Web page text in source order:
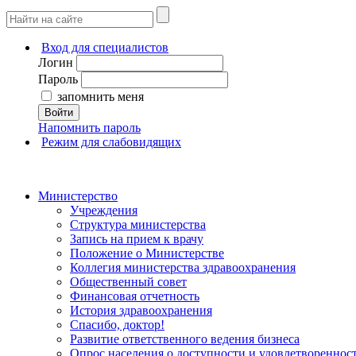
Вход для специалистов
Логин
Пароль
запомнить меня
Войти
Напомнить пароль
Режим для слабовидящих
Министерство
Учреждения
Структура министерства
Запись на прием к врачу
Положение о Министерстве
Коллегия министерства здравоохранения
Общественный совет
Финансовая отчетность
История здравоохранения
Спасибо, доктор!
Развитие ответственного ведения бизнеса
Опрос населения о доступности и